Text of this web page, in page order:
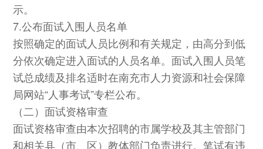
示。
7.公布面试入围人员名单
按照确定的面试人员比例和有关规定，由高分到低
分依次确定进入面试的人员名单。面试入围人员笔
试总成绩及排名适时在南充市人力资源和社会保障
局网站“人事考试”专栏公布。
（二）面试资格审查
面试资格审查由本次招聘的市属学校及其主管部门
和相关县（市、区）教体部门负责进行。笔试有违